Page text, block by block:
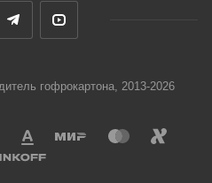
гофрокартона, 2013-2026